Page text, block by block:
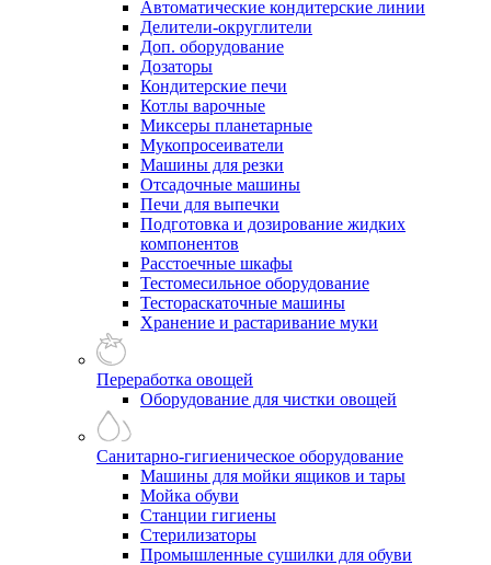
Автоматические кондитерские линии
Делители-округлители
Доп. оборудование
Дозаторы
Кондитерские печи
Котлы варочные
Миксеры планетарные
Мукопросеиватели
Машины для резки
Отсадочные машины
Печи для выпечки
Подготовка и дозирование жидких
компонентов
Расстоечные шкафы
Тестомесильное оборудование
Тестораскаточные машины
Хранение и растаривание муки
Переработка овощей
Оборудование для чистки овощей
Санитарно-гигиеническое оборудование
Машины для мойки ящиков и тары
Мойка обуви
Станции гигиены
Стерилизаторы
Промышленные сушилки для обуви